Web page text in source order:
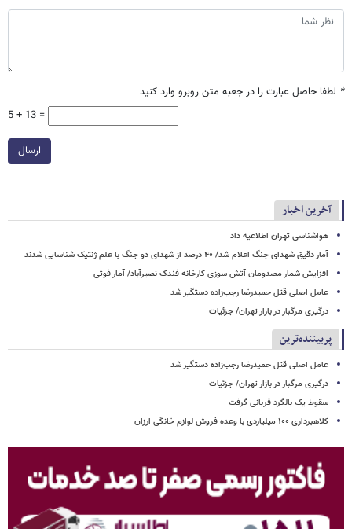
* لطفا حاصل عبارت را در جعبه متن روبرو وارد کنید
5 + 13 =
ارسال
آخرین اخبار
هواشناسی تهران اطلاعیه داد
آمار دقیق شهدای جنگ اعلام شد/ ۴۰ درصد از شهدای دو جنگ با علم ژنتیک شناسایی شدند
افزایش شمار مصدومان آتش سوزی کارخانه فندک نصیرآباد/ آمار فوتی
عامل اصلی قتل حمیدرضا رجب‌زاده دستگیر شد
درگیری مرگبار در بازار تهران/ جزئیات
پربیننده‌ترین
عامل اصلی قتل حمیدرضا رجب‌زاده دستگیر شد
درگیری مرگبار در بازار تهران/ جزئیات
سقوط یک بالگرد قربانی گرفت
کلاهبرداری ۱۰۰ میلیاردی با وعده فروش لوازم خانگی ارزان